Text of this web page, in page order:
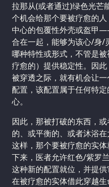
拉那从(或者通过)绿色光芒
个机会给那个要被疗愈的
中心的包覆性外壳或盔甲
合在一起，能够为该心/身/
哪种特性或形式，不管是
疗愈的）提供稳定性。因
被穿透之际，就有机会让
配置，该配置属于任何特
心。
因此，那被打破的东西，
的、或平衡的、或者沐浴
这样，那个要被疗愈的实
下来，医者允许红色/紫罗
这种新的配置就位，并提
在被疗愈的实体借此穿越生